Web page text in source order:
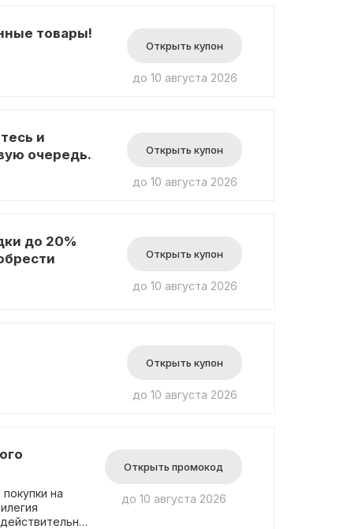
товары!
Открыть купон
до 10 августа 2026
и
очередь.
Открыть купон
до 10 августа 2026
до 20%
Открыть купон
до 10 августа 2026
Открыть купон
до 10 августа 2026
на
Открыть промокод
до 10 августа 2026